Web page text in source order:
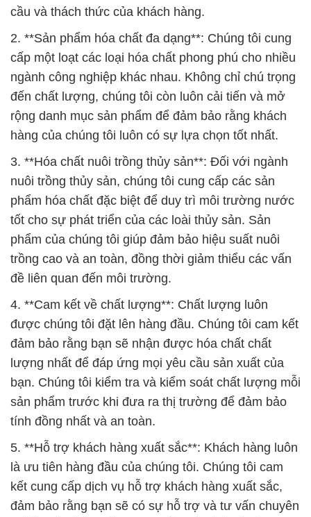
cầu và thách thức của khách hàng.
2. **Sản phẩm hóa chất đa dạng**: Chúng tôi cung
cấp một loạt các loại hóa chất phong phú cho nhiều
ngành công nghiệp khác nhau. Không chỉ chú trọng
đến chất lượng, chúng tôi còn luôn cải tiến và mở
rộng danh mục sản phẩm để đảm bảo rằng khách
hàng của chúng tôi luôn có sự lựa chọn tốt nhất.
3. **Hóa chất nuôi trồng thủy sản**: Đối với ngành
nuôi trồng thủy sản, chúng tôi cung cấp các sản
phẩm hóa chất đặc biệt để duy trì môi trường nước
tốt cho sự phát triển của các loài thủy sản. Sản
phẩm của chúng tôi giúp đảm bảo hiệu suất nuôi
trồng cao và an toàn, đồng thời giảm thiểu các vấn
đề liên quan đến môi trường.
4. **Cam kết về chất lượng**: Chất lượng luôn
được chúng tôi đặt lên hàng đầu. Chúng tôi cam kết
đảm bảo rằng bạn sẽ nhận được hóa chất chất
lượng nhất để đáp ứng mọi yêu cầu sản xuất của
bạn. Chúng tôi kiểm tra và kiểm soát chất lượng mỗi
sản phẩm trước khi đưa ra thị trường để đảm bảo
tính đồng nhất và an toàn.
5. **Hỗ trợ khách hàng xuất sắc**: Khách hàng luôn
là ưu tiên hàng đầu của chúng tôi. Chúng tôi cam
kết cung cấp dịch vụ hỗ trợ khách hàng xuất sắc,
đảm bảo rằng bạn sẽ có sự hỗ trợ và tư vấn chuyên